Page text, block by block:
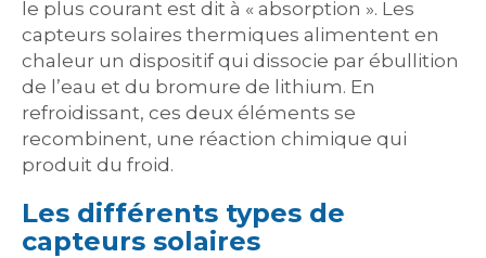
le plus courant est dit à « absorption ». Les
capteurs solaires thermiques alimentent en
chaleur un dispositif qui dissocie par ébullition
de l’eau et du bromure de lithium. En
refroidissant, ces deux éléments se
recombinent, une réaction chimique qui
produit du froid.
Les différents types de
capteurs solaires